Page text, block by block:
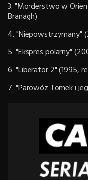
3. "Morderstwo w
Branagh)
4. "Niepowstrzymany"
5. "Ekspres polarny"
6. "Liberator 2" (1995,
7. "Parowóz Tomek i